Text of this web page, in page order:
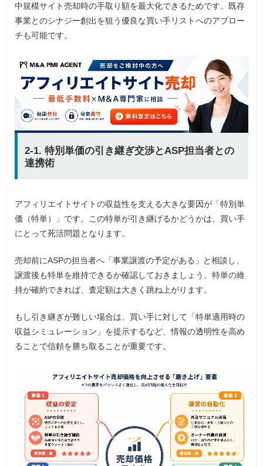
中規模サイト売却時の手取り額を最大化できるためです。既存
事業とのシナジー創出を狙う優良な買い手リストへのアプロー
チも可能です。
2-1. 特別単価の引き継ぎ交渉とASP担当者との
連携術
アフィリエイトサイトの収益性を支える大きな要因が「特別単
価（特単）」です。この特単が引き継げるかどうかは、買い手
にとって死活問題となります。
売却前にASPの担当者へ「事業譲渡の予定がある」と相談し、
譲渡後も特単を維持できるか確認しておきましょう。特単の維
持が確約できれば、査定額は大きく跳ね上がります。
もし引き継ぎが難しい場合は、買い手に対して「特単適用時の
収益シミュレーション」を提示するなど、情報の透明性を高め
ることで信頼を勝ち取ることが重要です。